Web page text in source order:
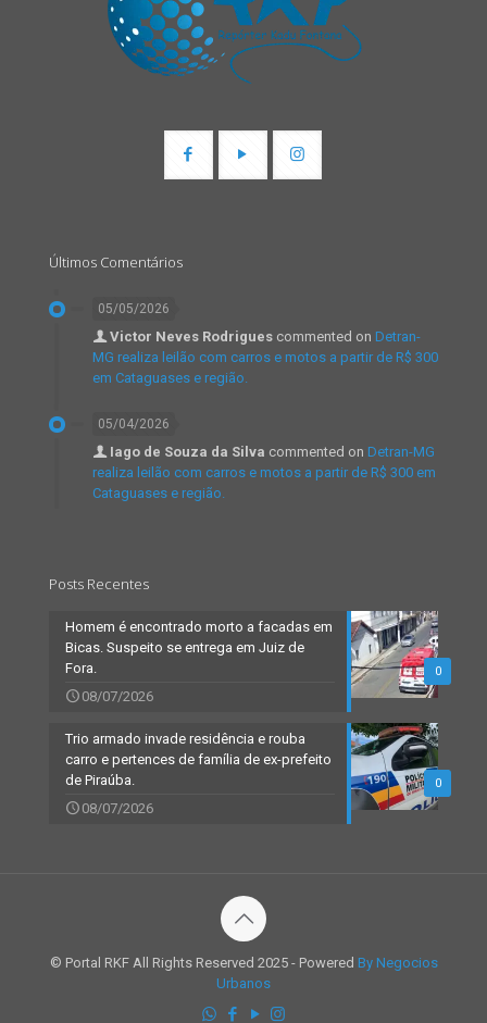
Últimos Comentários
05/05/2026
Victor Neves Rodrigues commented on Detran-
MG realiza leilão com carros e motos a partir de R$ 300
em Cataguases e região.
05/04/2026
Iago de Souza da Silva commented on Detran-MG
realiza leilão com carros e motos a partir de R$ 300 em
Cataguases e região.
Posts Recentes
0
Homem é encontrado morto a facadas em
Bicas. Suspeito se entrega em Juiz de
Fora.
08/07/2026
0
Trio armado invade residência e rouba
carro e pertences de família de ex-prefeito
de Piraúba.
08/07/2026
© Portal RKF All Rights Reserved 2025 - Powered By Negocios
Urbanos